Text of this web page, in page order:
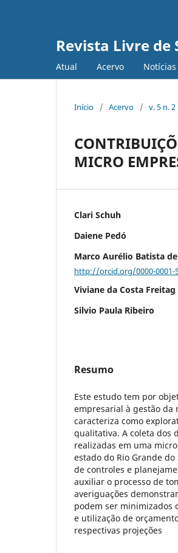
Revista Livre
Atual Acervo Notícias
Início / Acervo / v. 5 n. 2
MICRO
Clari Schuh
Daiene Pedó
Marco Aurélio Batista
http://orcid.org/0000-0001-
Viviane da Costa Freitag
Silvio Paula Ribeiro
Resumo
Este estudo tem por
empresarial à gestão da
caracteriza como
qualitativa. A coleta dos
realizadas em uma
estado do Rio Grande
de controles e
auxiliar o processo de
averiguações
podem ser minimizados
e utilização de
respectivas projeções